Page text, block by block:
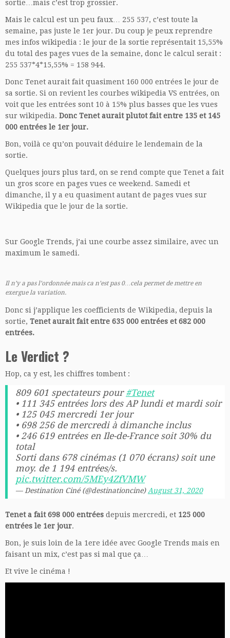
sortie…mais c’est trop grossier.
Mais le calcul est un peu faux… 255 537, c’est toute la
semaine, pas juste le 1er jour. Du coup je peux reprendre
mes infos wikipedia : le jour de la sortie représentait 15,55%
du total des pages vues de la semaine, donc le calcul serait :
255 537*4*15,55% = 158 944.
Donc Tenet aurait fait quasiment 160 000 entrées le jour de
sa sortie. Si on revient les courbes wikipedia VS entrées, on
voit que les entrées sont 10 à 15% plus basses que les vues
sur wikipedia. Donc Tenet aurait plutot fait entre 135 et 145
000 entrées le 1er jour.
Bon, voilà ce qu’on pouvait déduire le lendemain de la
sortie.
Quelques jours plus tard, on se rend compte que Tenet a fait
un gros score en pages vues ce weekend. Samedi et
dimanche, il y a eu quasiment autant de pages vues sur
Wikipedia que le jour de la sortie.
Sur Google Trends, j’ai une courbe assez similaire, avec un
maximum le samedi.
Il n’y a pas l’ordonnée mais ca n’est pas 0…cela permet de mettre en
exergue la variation.
Donc si j’applique les coefficients de Wikipedia, depuis la
sortie, Tenet aurait fait entre 635 000 entrées et 682 000
entrées.
Le Verdict ?
Hop, ca y est, les chiffres tombent :
809 601 spectateurs pour #Tenet
• 111 345 entrées lors des AP lundi et mardi soir
• 125 045 mercredi 1er jour
• 698 256 de mercredi à dimanche inclus
• 246 619 entrées en Ile-de-France soit 30% du
total
Sorti dans 678 cinémas (1 070 écrans) soit une
moy. de 1 194 entrées/s.
pic.twitter.com/5MEy4ZfVMW
— Destination Ciné (@destinationcine)August 31, 2020
Tenet a fait 698 000 entrées depuis mercredi, et 125 000
entrées le 1er jour.
Bon, je suis loin de la 1ere idée avec Google Trends mais en
faisant un mix, c’est pas si mal que ça…
Et vive le cinéma !